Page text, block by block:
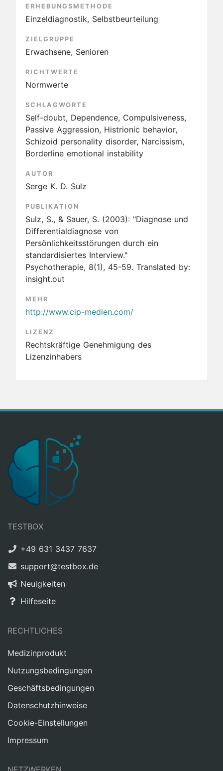
ERHEBUNGSMETHODE
Einzeldiagnostik, Selbstbeurteilung
ZIELGRUPPE
Erwachsene, Senioren
RICHTWERTE
Normwerte
SCHLAGWORTE
Self-doubt, Dependence, Compulsiveness,
Passive Aggression, Histrionic behavior,
Schizoid personality disorder, Narcissism,
Borderline emotional instability
AUTOR
Serge K. D. Sulz
PUBLIKATION
Sulz, S., & Sauer, S. (2003): "Diagnose und
Differentialdiagnose von
Persönlichkeitsstörungen durch ein
standardisiertes Interview."
Psychotherapie, 8(1), 45-59. Translated by:
insight.out
MEHR
http://www.cip-medien.com/
LIZENZ
Rechtskräftige Genehmigung des
Lizenzinhabers
TESTBOX
+49 631 3437 7637
support@testbox.de
Neuigkeiten
Hilfeseite
RECHTLICHES
Medizinprodukt
Nutzungsbedingungen
Geschäftsbedingungen
Datenschutzhinweise
Cookie-Einstellungen
Impressum